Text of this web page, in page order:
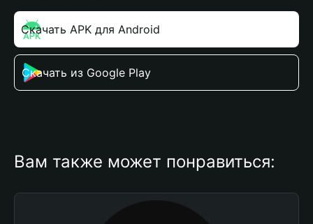
Скачать APK для Android
Скачать из Google Play
Вам также может понравиться: